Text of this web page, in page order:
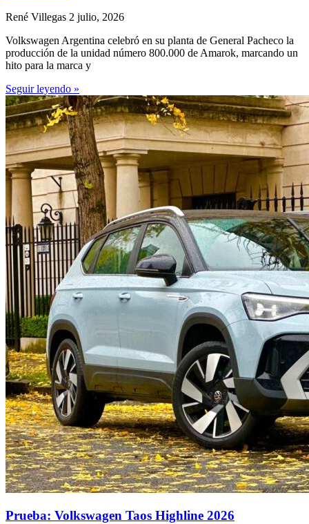
René Villegas 2 julio, 2026
Volkswagen Argentina celebró en su planta de General Pacheco la
producción de la unidad número 800.000 de Amarok, marcando un
hito para la marca y
Seguir leyendo »
Prueba: Volkswagen Taos Highline 2026